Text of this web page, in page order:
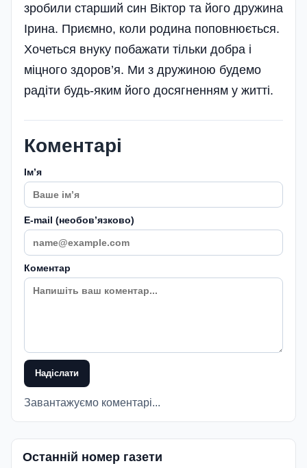
зробили старший син Віктор та його дружина
Ірина. Приємно, коли родина поповнюється.
Хочеться внуку побажати тільки добра і
міцного здоров’я. Ми з дружиною будемо
радіти будь-яким його досягненням у житті.
Коментарі
Імʼя
E-mail (необовʼязково)
Коментар
Надіслати
Завантажуємо коментарі...
Останній номер газети